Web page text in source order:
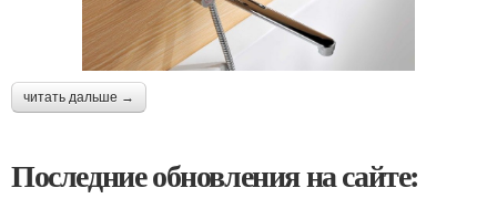
читать дальше →
Последние обновления на сайте: